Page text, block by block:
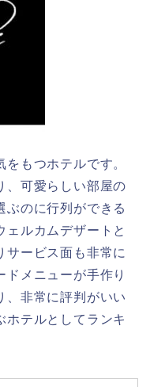
もつホテルです。
、可愛らしい部屋の
ぶのに行列ができる
ェルカムデザートと
サービス面も非常に
ドメニューが手作り
、非常に評判がいい
ホテルとしてランキ